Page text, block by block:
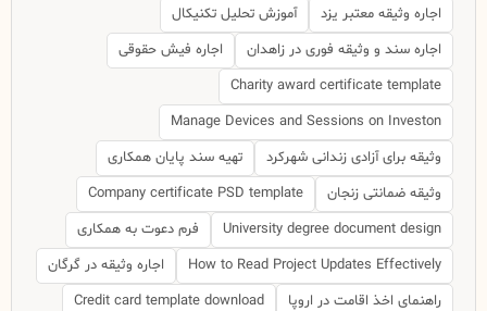
اجاره وثیقه معتبر یزد
آموزش تحلیل تکنیکال
اجاره سند و وثیقه فوری در زاهدان
اجاره فیش حقوقی
Charity award certificate template
Manage Devices and Sessions on Investon
وثیقه برای آزادی زندانی شهرکرد
تهیه سند پایان همکاری
وثیقه ضمانتی زنجان
Company certificate PSD template
University degree document design
فرم دعوت به همکاری
How to Read Project Updates Effectively
اجاره وثیقه در گرگان
راهنمای اخذ اقامت در اروپا
Credit card template download